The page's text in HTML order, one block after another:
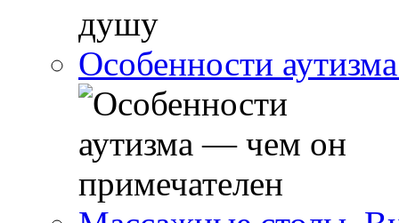
Особенности